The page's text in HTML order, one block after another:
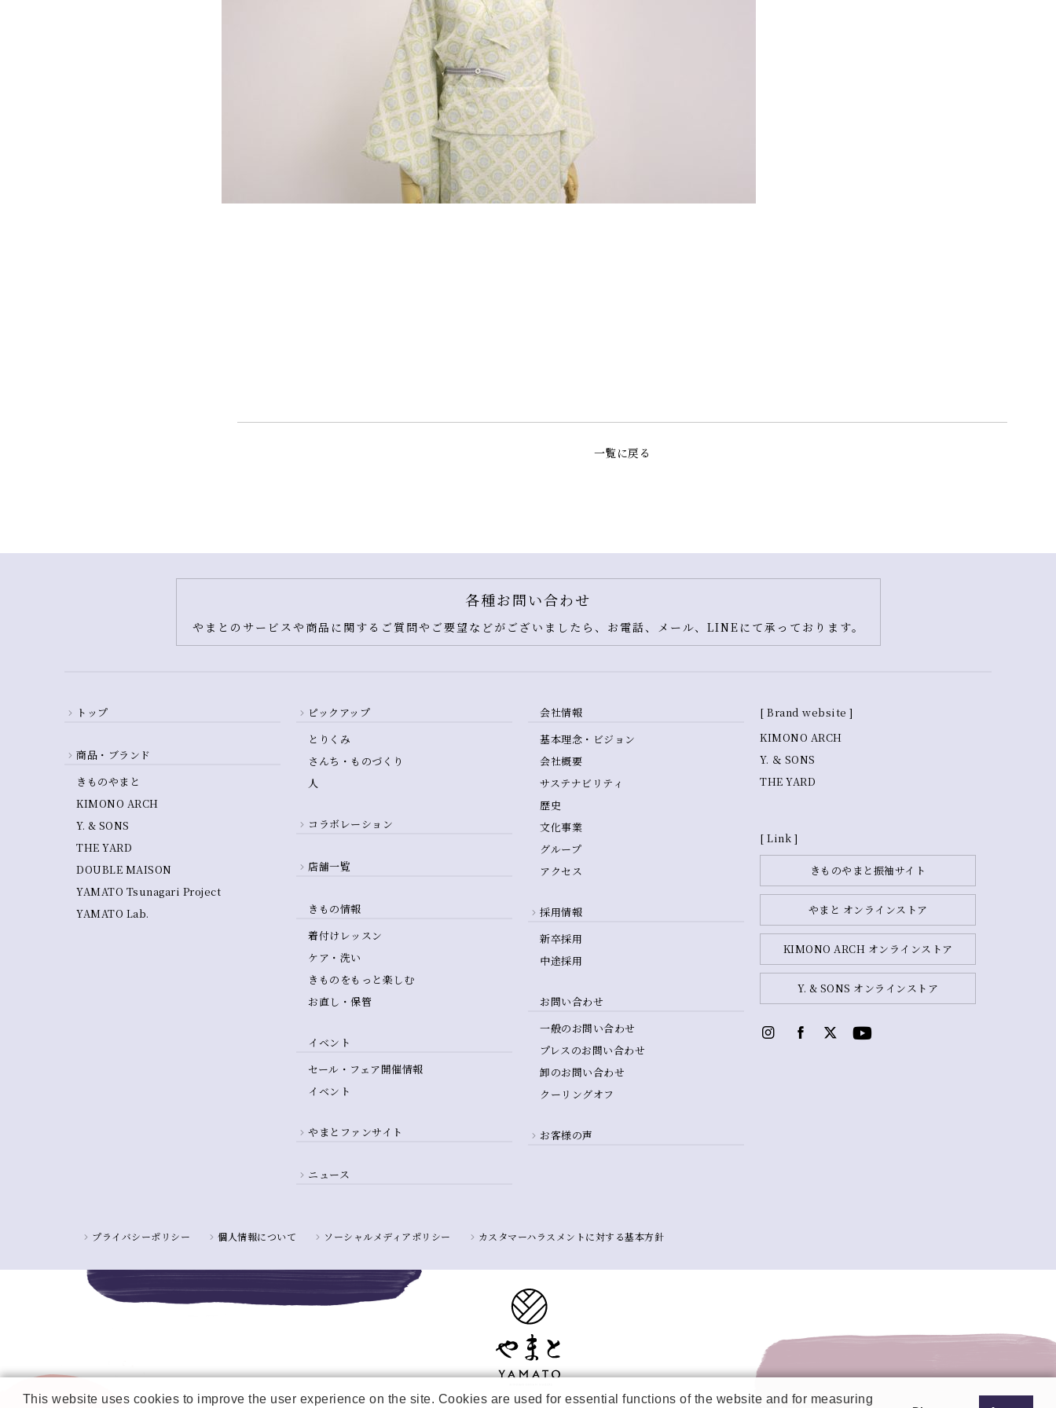
一覧に戻る
各種お問い合わせ
やまとのサービスや商品に関するご質問やご要望などがございましたら、お電話、メール、LINEにて承っております。
トップ
商品・ブランド
きものやまと
KIMONO ARCH
Y. & SONS
THE YARD
DOUBLE MAISON
YAMATO Tsunagari Project
YAMATO Lab.
ピックアップ
とりくみ
さんち・ものづくり
人
コラボレーション
店舗一覧
きもの情報
着付けレッスン
ケア・洗い
きものをもっと楽しむ
お直し・保管
イベント
セール・フェア開催情報
イベント
やまとファンサイト
ニュース
会社情報
基本理念・ビジョン
会社概要
サステナビリティ
歴史
文化事業
グループ
アクセス
採用情報
新卒採用
中途採用
お問い合わせ
一般のお問い合わせ
プレスのお問い合わせ
卸のお問い合わせ
クーリングオフ
お客様の声
プライバシーポリシー 個人情報について ソーシャルメディアポリシー カスタマーハラスメントに対する基本方針
[ Brand website ]
KIMONO ARCH
Y. ＆ SONS
THE YARD
[ Link ]
きものやまと振袖サイト
やまと オンラインストア
KIMONO ARCH オンラインストア
Y. & SONS オンラインストア
This website uses cookies to improve the user experience on the site. Cookies are used for essential functions of the website and for measuring